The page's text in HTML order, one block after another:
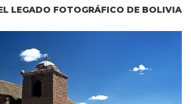
LEGADO FOTOGRÁFICO DE BOLIVIA